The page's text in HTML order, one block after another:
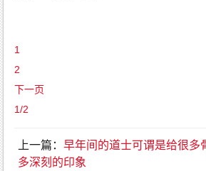
1
2
下一页
1/2
上一篇：早年间的道士可谓是给很多
多深刻的印象